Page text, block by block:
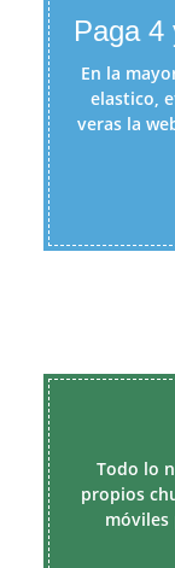
Paga 4
En la
elastico,
veras la
Todo lo
propios
móviles